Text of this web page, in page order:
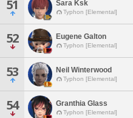
51 Sara Ksk
Typhon [Elemental]
52 Eugene Galton
Typhon [Elemental]
53 Neil Winterwood
Typhon [Elemental]
54 Granthia Glass
Typhon [Elemental]